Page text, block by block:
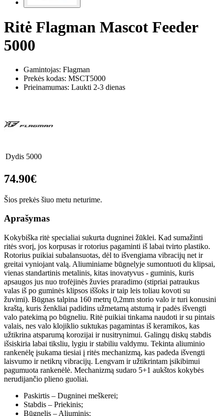
Ritė Flagman Mascot Feeder
5000
Gamintojas: Flagman
Prekės kodas: MSCT5000
Prieinamumas: Laukti 2-3 dienas
Dydis 5000
74.90€
Šios prekės šiuo metu neturime.
Aprašymas
Kokybiška ritė specialiai sukurta dugninei žūklei. Kad sumažinti
ritės svorį, jos korpusas ir rotorius pagaminti iš labai tvirto plastiko.
Rotorius puikiai subalansuotas, dėl to išvengiama vibracijų net ir
greitai vyniojant valą. Aliuminiame būgnelyje sumontuoti du klipsai,
vienas standartinis metalinis, kitas inovatyvus - guminis, kuris
apsaugos jus nuo trofėjinės žuvies praradimo (stipriai patraukus
valas iš po guminės klipsos iššoks ir taip leis toliau kovoti su
žuvimi). Būgnas talpina 160 metrų 0,2mm storio valo ir turi konusini
kraštą, kuris ženkliai padidins užmetamą atstumą ir padės išvengti
valo patekimą po būgneliu. Ritė puikiai tinkama naudoti ir su pintais
valais, nes valo klojiklio suktukas pagamintas iš keramikos, kas
užtikrina atsparumą korozijai ir nusitrynimui. Galingų diskų stabdis
išsiskiria labai tiksliu, lygiu ir stabiliu valdymu. Tekinta aliuminio
rankenėlę įsukama tiesiai į ritės mechanizmą, kas padeda išvengti
laisvumo ir netikrų vibracijų. Lengvam ir užtikrintam įsikibimui
pagumuota rankenėlė. Mechanizmą sudaro 5+1 aukštos kokybės
nerudijančio plieno guoliai.
Paskirtis – Dugninei meškerei;
Stabdis – Priekinis;
Būgnelis – Aliuminis;